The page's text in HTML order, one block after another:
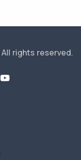
All rights reserved.